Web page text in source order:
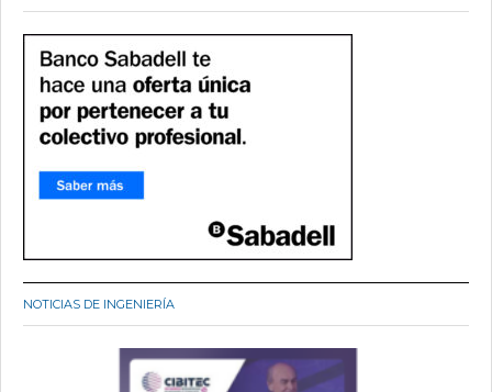
NOTICIAS DE INGENIERÍA